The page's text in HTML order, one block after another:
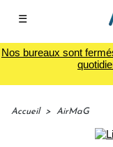
☰
Nos bureaux sont
Accueil > AirMaG